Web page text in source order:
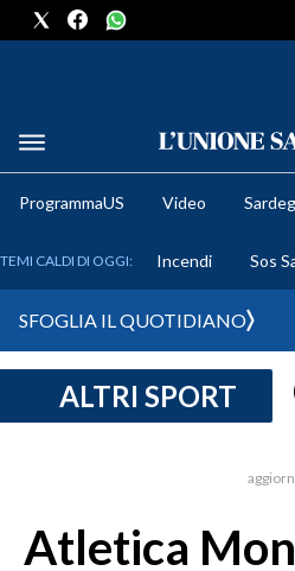
METEO
CRONACA SARDEGNA
MEDIO CAMPIDANO
ProgrammaUS Video
TEMI CALDI DI OGGI: Incendi Sos
SFOGLIA IL QUOTIDIANO
ALTRI SPORT
Atletica